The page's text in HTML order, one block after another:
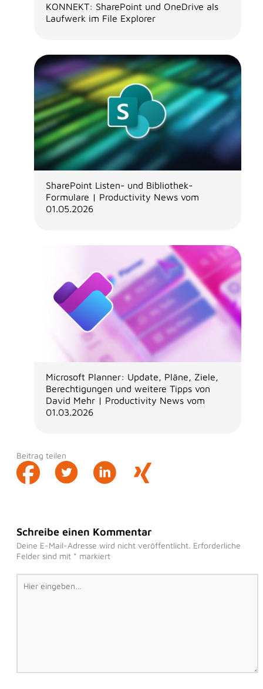
KONNEKT: SharePoint und OneDrive als
Laufwerk im File Explorer
SharePoint Listen- und Bibliothek-
Formulare | Productivity News vom
01.05.2026
Microsoft Planner: Update, Pläne, Ziele,
Berechtigungen und weitere Tipps von
David Mehr | Productivity News vom
01.03.2026
Beitrag teilen
Schreibe einen Kommentar
Deine E-Mail-Adresse wird nicht veröffentlicht. Erforderliche
Felder sind mit * markiert
Hier
eingeben…